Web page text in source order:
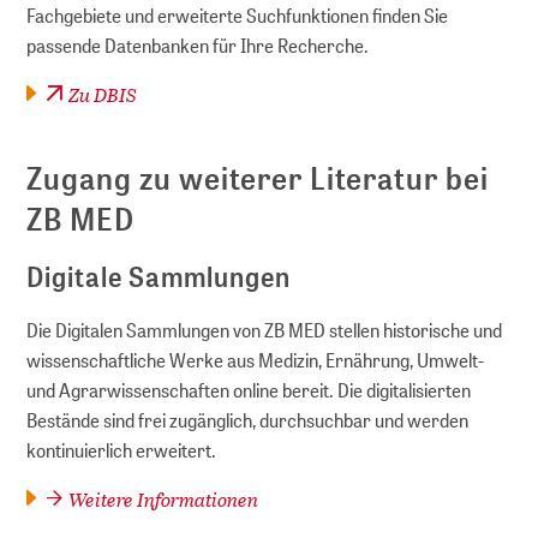
Fachgebiete und erweiterte Suchfunktionen finden Sie
passende Datenbanken für Ihre Recherche.
Zu DBIS
Zugang zu weiterer Literatur bei
ZB MED
Digitale Sammlungen
Die Digitalen Sammlungen von ZB MED stellen historische und
wissenschaftliche Werke aus Medizin, Ernährung, Umwelt-
und Agrarwissenschaften online bereit. Die digitalisierten
Bestände sind frei zugänglich, durchsuchbar und werden
kontinuierlich erweitert.
Weitere Informationen